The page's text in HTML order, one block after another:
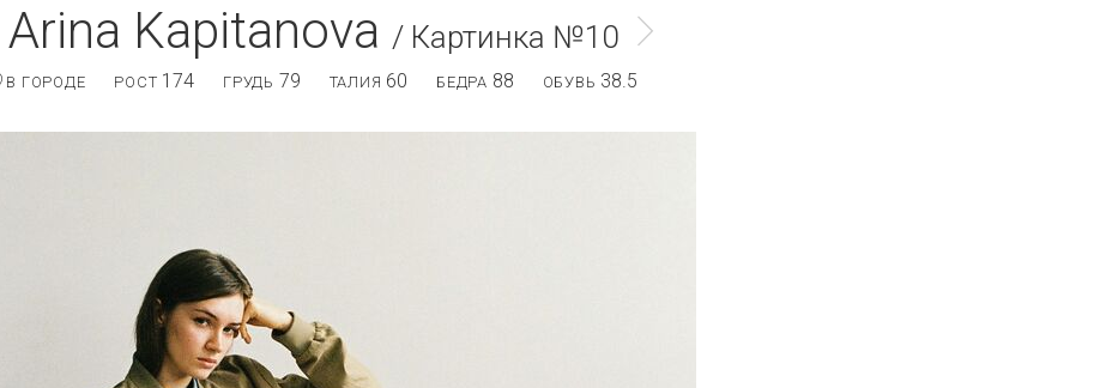
Arina Kapitanova / Картинка №10
В ГОРОДЕ РОСТ 174 ГРУДЬ 79 ТАЛИЯ 60 БЕДРА 88 ОБУВЬ 38.5